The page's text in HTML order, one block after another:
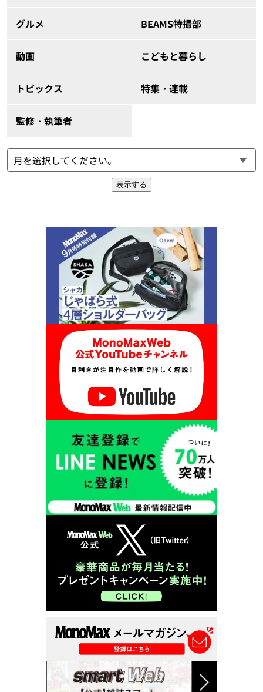
グルメ BEAMS特撮部
動画 こどもと暮らし
トピックス 特集・連載
監修・執筆者
表示する